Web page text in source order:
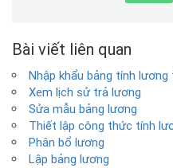
Bài viết liên quan
Nhập khẩu bảng tính lương
Xem lịch sử trả lương
Sửa mẫu bảng lương
Thiết lập công thức tính
Phân bổ lương
Lập bảng lương